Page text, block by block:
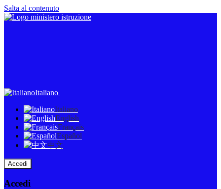
Salta al contenuto
Italiano
Italiano
English
Français
Español
中文
Accedi
Accedi